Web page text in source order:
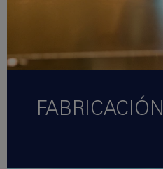
FABRICACIÓN